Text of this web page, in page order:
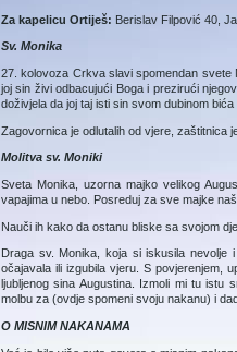
Za kapelicu Ortiješ: Berislav Filpović 40,
Sv. Monika
27. kolovoza Crkva slavi spomendan svete
joj sin živi odbacujući Boga i prezirući
doživjela da joj taj isti sin svom dubinom
Zagovornica je odlutalih od vjere, zaštitnica
Molitva sv. Moniki
Sveta Monika, uzorna majko velikog
vapajima u nebo. Posreduj za sve majke
Nauči ih kako da ostanu bliske sa svojom
Draga sv. Monika, koja si iskusila
očajavala ili izgubila vjeru. S povjerenjem,
ljubljenog sina Augustina. Izmoli mi tu istu
molbu za (ovdje spomeni svoju nakanu) i
O MISNIM NAKANAMA